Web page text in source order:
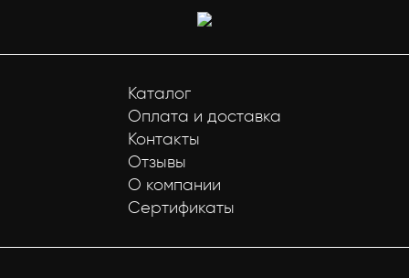
Каталог
Оплата и доставка
Контакты
Отзывы
О компании
Сертификаты